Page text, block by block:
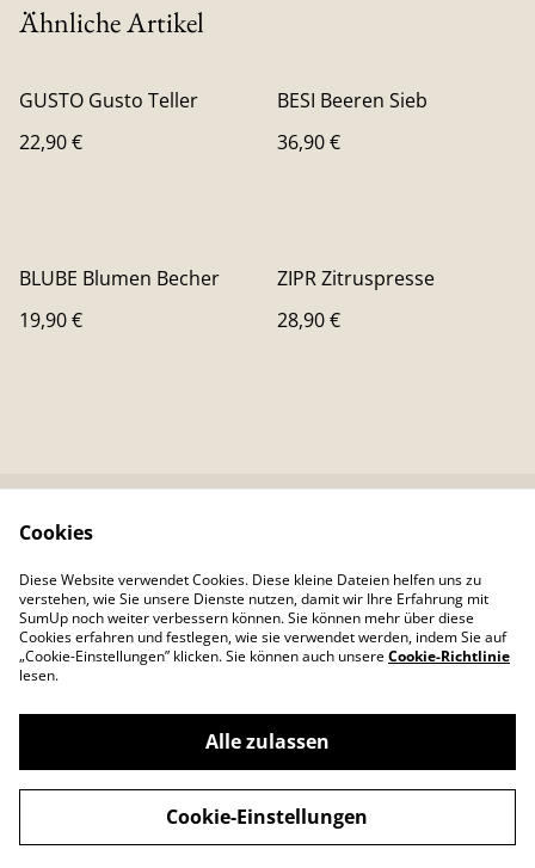
Ähnliche Artikel
GUSTO Gusto Teller
22,90 €
BESI Beeren Sieb
36,90 €
BLUBE Blumen Becher
19,90 €
ZIPR Zitruspresse
28,90 €
Kontaktieren Sie uns
Datenschutzbestimm
ungen von SumUp
Cookie-Richtlinie
©2026Colour Your Day
powered by
Cookies
Diese Website verwendet Cookies. Diese kleine Dateien helfen uns zu
verstehen, wie Sie unsere Dienste nutzen, damit wir Ihre Erfahrung mit
SumUp noch weiter verbessern können. Sie können mehr über diese
Cookies erfahren und festlegen, wie sie verwendet werden, indem Sie auf
„Cookie-Einstellungen” klicken. Sie können auch unsereCookie-Richtlinie
lesen.
Alle zulassen
Cookie-Einstellungen